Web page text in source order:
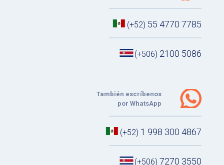
(+52) 55 4770 7785
(+506) 2100 5086
También escríbenos
por WhatsApp
(+52) 1 998 300 4867
(+506) 7270 3550